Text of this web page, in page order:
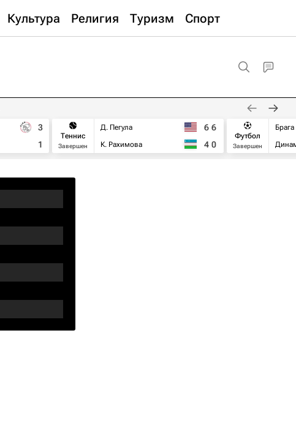
Культура Религия Туризм Спорт
3
1
Теннис
Завершен
Д. Пегула
К. Рахимова
6 6
4 0
Футбол
Завершен
Брага